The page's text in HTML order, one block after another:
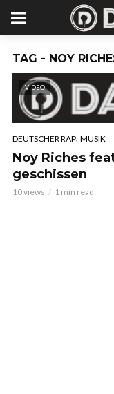
TAG - NOY
VIDEO
DEUTSCHER RAP, MUSIK
Noy Riches
geschissen
10 views 1 min read